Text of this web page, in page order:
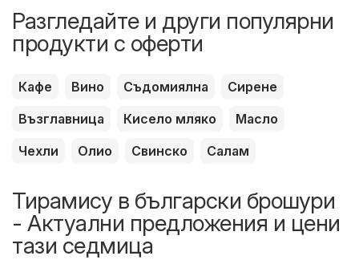
Разгледайте и други популярни
продукти с оферти
Кафе Вино Съдомиялна
Сирене
Възглавница
Кисело мляко
Масло
Чехли
Олио Свинско Салам
Тирамису в български брошури
- Актуални предложения и цени
тази седмица